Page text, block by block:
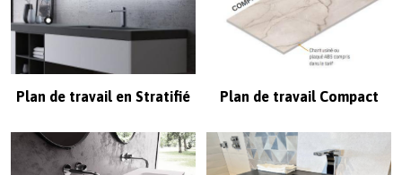
Plan de travail en Stratifié Plan de travail Compact